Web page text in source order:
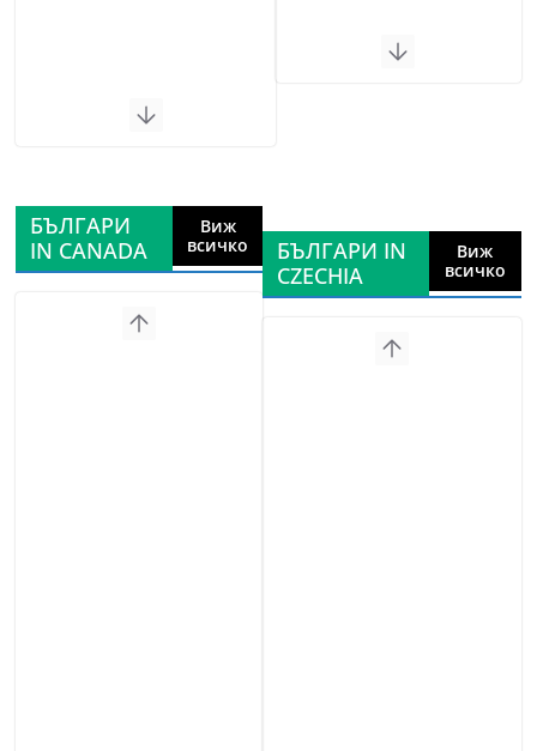
БЪЛГАРИ
IN CANADA
Виж
всичко
БЪЛГАРИ IN
CZECHIA
Виж
всичко